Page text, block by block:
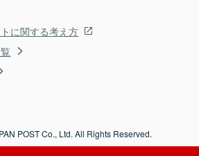
に関する考え方
POST Co., Ltd. All Rights Reserved.